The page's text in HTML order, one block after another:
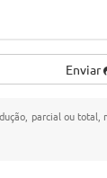
Enviar
parcial ou